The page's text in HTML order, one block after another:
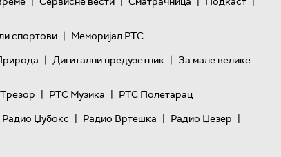
спортови | Меморијал РТС
| Дигитални предузетник | За мале велике
| РТС Музика | РТС Полетарац
Радио Џубокс | Радио Вртешка | Радио Џезер |